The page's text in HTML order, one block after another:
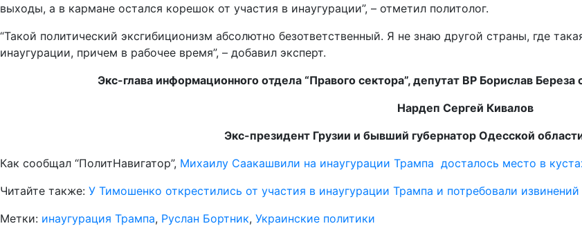
выходы, а в кармане остался корешок от участия в инаугурации”, – отметил политолог.
“Такой политический эксгибиционизм абсолютно безответственный. Я не знаю другой страны, где
инаугурации, причем в рабочее время”, – добавил эксперт.
Экс-глава информационного отдела “Правого сектора”, депутат ВР Борислав
Нардеп Сергей Кивалов
Экс-президент Грузии и бывший губернатор Одесской
Как сообщал “ПолитНавигатор”, Михаилу Саакашвили на инаугурации Трампа досталось место в
Читайте также: У Тимошенко открестились от участия в инаугурации Трампа и потребовали
Метки: инаугурация Трампа, Руслан Бортник, Украинские политики